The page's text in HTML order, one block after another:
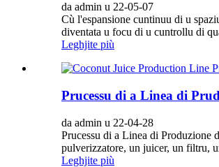
da admin u 22-05-07
Cù l'espansione cuntinuu di u
diventata u focu di u cuntrollu di
Leghjite più
Prucessu di a Linea di
da admin u 22-04-28
Prucessu di a Linea di Produzione
pulverizzatore, un juicer, un filtru,
Leghjite più